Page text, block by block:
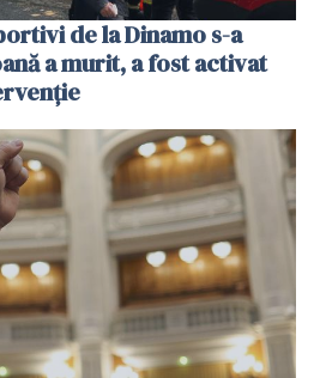
de la Dinamo s-a
a murit, a fost activat